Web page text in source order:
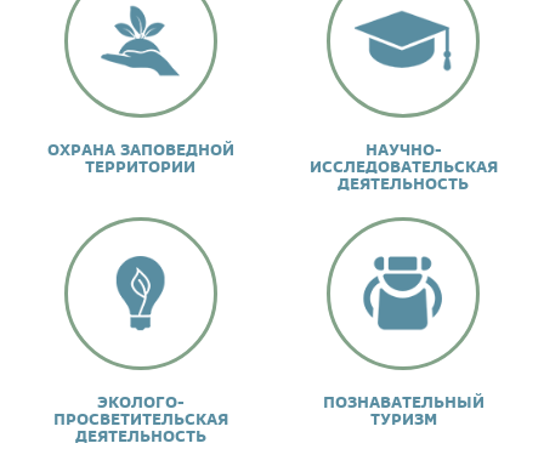
ОХРАНА ЗАПОВЕДНОЙ
ТЕРРИТОРИИ
НАУЧНО-
ИССЛЕДОВАТЕЛЬСКАЯ
ДЕЯТЕЛЬНОСТЬ
ЭКОЛОГО-
ПРОСВЕТИТЕЛЬСКАЯ
ДЕЯТЕЛЬНОСТЬ
ПОЗНАВАТЕЛЬНЫЙ
ТУРИЗМ